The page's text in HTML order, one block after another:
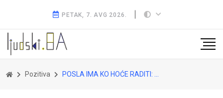
PETAK, 7. AVG 2026.
Pozitiva POSLA IMA KO HOĆE RADITI: Poziv radnicima, otvara se nova tvornica